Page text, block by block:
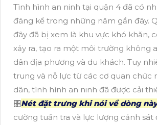
Tình hình an ninh tại quận 4 đã có
đáng kể trong những năm gần đây.
đây đã bị xem là khu vực khó khăn,
xảy ra, tạo ra một môi trường không
dân địa phương và du khách. Tuy
trung và nỗ lực từ các cơ quan chức
dân, tình hình an ninh đã được cải
🎛Nét đặt trưng khi nói về dòng
cường tuần tra và lực lượng cảnh sát